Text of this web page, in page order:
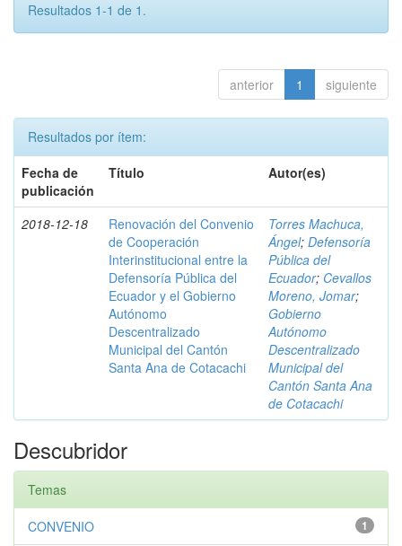
Resultados 1-1 de 1.
anterior 1 siguiente
Resultados por ítem:
Fecha de
publicación
Título Autor(es)
2018-12-18
Renovación del Convenio
de Cooperación
Interinstitucional entre la
Defensoría Pública del
Ecuador y el Gobierno
Autónomo
Descentralizado
Municipal del Cantón
Santa Ana de Cotacachi
Torres Machuca,
Ángel; Defensoría
Pública del
Ecuador; Cevallos
Moreno, Jomar;
Gobierno
Autónomo
Descentralizado
Municipal del
Cantón Santa Ana
de Cotacachi
Descubridor
Temas
1
CONVENIO